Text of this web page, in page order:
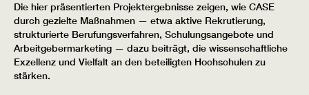
Die hier präsentierten Projektergebnisse zeigen, wie CASE
durch gezielte Maßnahmen — etwa aktive Rekrutierung,
strukturierte Berufungsverfahren, Schulungsangebote und
Arbeitgebermarketing — dazu beiträgt, die wissenschaftliche
Exzellenz und Vielfalt an den beteiligten Hochschulen zu
stärken.